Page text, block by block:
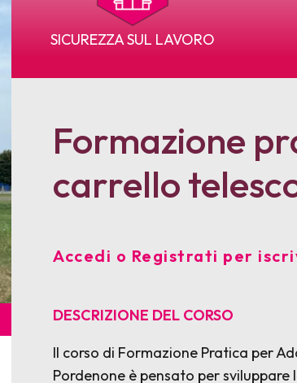
SICUREZZA SUL LAVORO
Formazione
carrello
Accedi o Registrati per
DESCRIZIONE DEL CORSO
Il corso di Formazione Pratica per
Pordenone è pensato per